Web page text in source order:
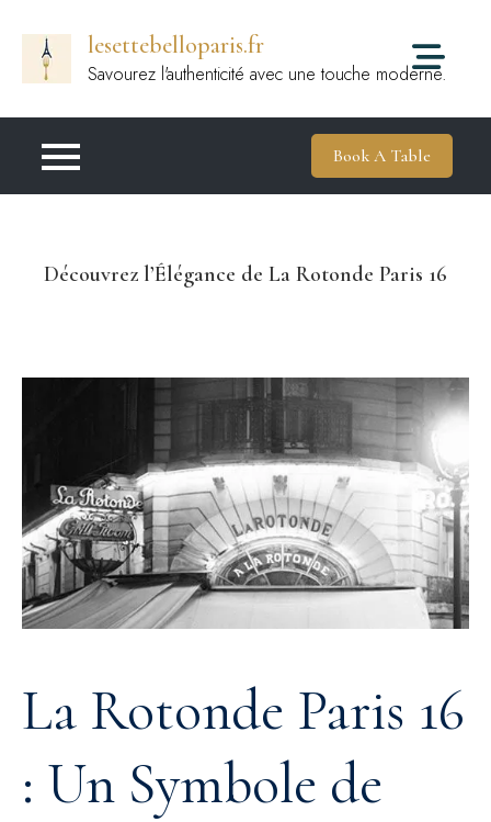
contenu
lesettebelloparis.fr
Savourez l'authenticité avec une touche moderne.
Book A Table
Découvrez l’Élégance de La Rotonde Paris 16
La Rotonde Paris 16
: Un Symbole de